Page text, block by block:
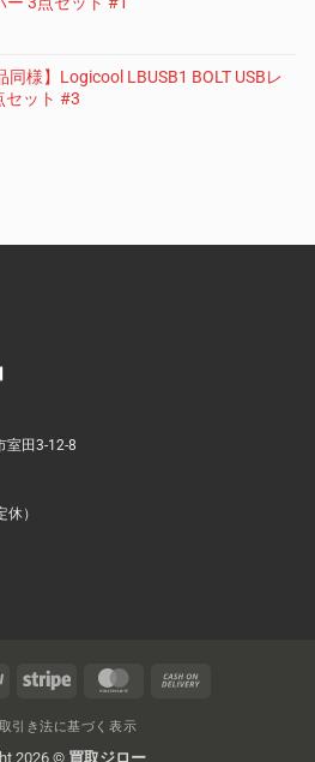
同様】Logicool LBUSB1 BOLT USBレ
セット #3
室田3-12-8
）
PayPal Stripe MasterCard
引き法に基づく表示
2026 © 買取ジロー